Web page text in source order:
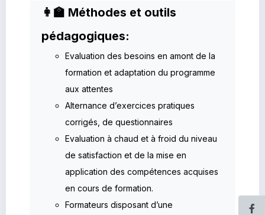
👩‍🏫 Méthodes et outils
pédagogiques:
Evaluation des besoins en amont de la
formation et adaptation du programme
aux attentes
Alternance d’exercices pratiques
corrigés, de questionnaires
Evaluation à chaud et à froid du niveau
de satisfaction et de la mise en
application des compétences acquises
en cours de formation.
Formateurs disposant d’une